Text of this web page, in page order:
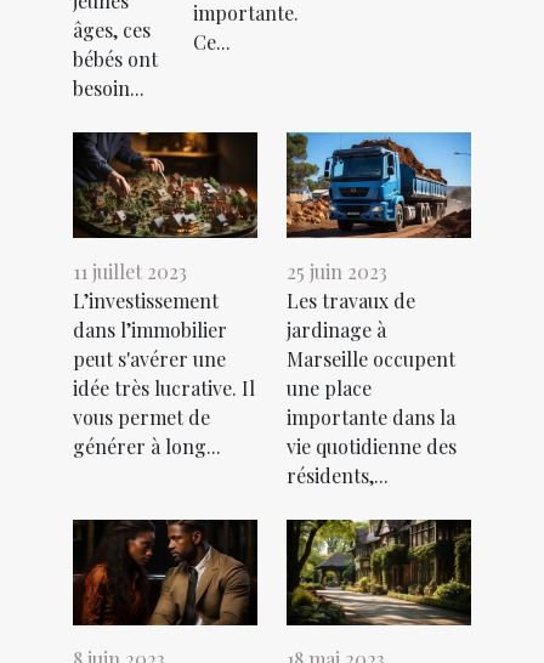
âges, ces
bébés ont
besoin...
importante.
Ce...
11 juillet 2023
L’investissement
dans l’immobilier
peut s'avérer une
idée très lucrative. Il
vous permet de
générer à long...
25 juin 2023
Les travaux de
jardinage à
Marseille occupent
une place
importante dans la
vie quotidienne des
résidents,...